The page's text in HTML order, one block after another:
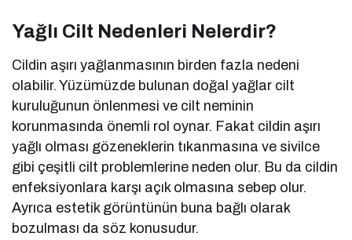
Yağlı Cilt Nedenleri Nelerdir?
Cildin aşırı yağlanmasının birden fazla nedeni
olabilir. Yüzümüzde bulunan doğal yağlar cilt
kuruluğunun önlenmesi ve cilt neminin
korunmasında önemli rol oynar. Fakat cildin aşırı
yağlı olması gözeneklerin tıkanmasına ve sivilce
gibi çeşitli cilt problemlerine neden olur. Bu da cildin
enfeksiyonlara karşı açık olmasına sebep olur.
Ayrıca estetik görüntünün buna bağlı olarak
bozulması da söz konusudur.